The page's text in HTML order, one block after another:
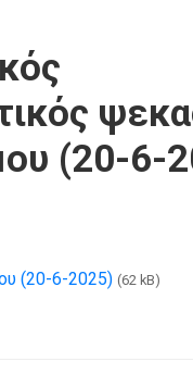
(20-6-
(20-6-2025) (62 kB)